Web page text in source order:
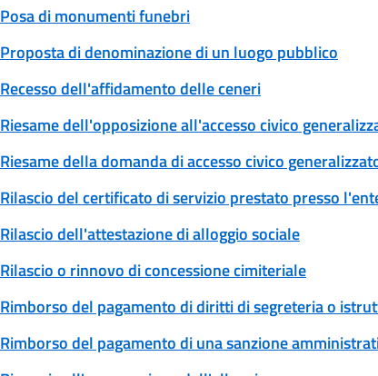
Posa di monumenti funebri
Proposta di denominazione di un luogo pubblico
Recesso dell'affidamento delle ceneri
Riesame dell'opposizione all'accesso civico
Riesame della domanda di accesso civico
Rilascio del certificato di servizio prestato presso
Rilascio dell'attestazione di alloggio sociale
Rilascio o rinnovo di concessione cimiteriale
Rimborso del pagamento di diritti di segreteria o
Rimborso del pagamento di una sanzione